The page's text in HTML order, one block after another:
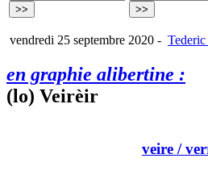
vendredi 25 septembre 2020 -
en graphie alibertine :
(lo) Veirèir
veire /